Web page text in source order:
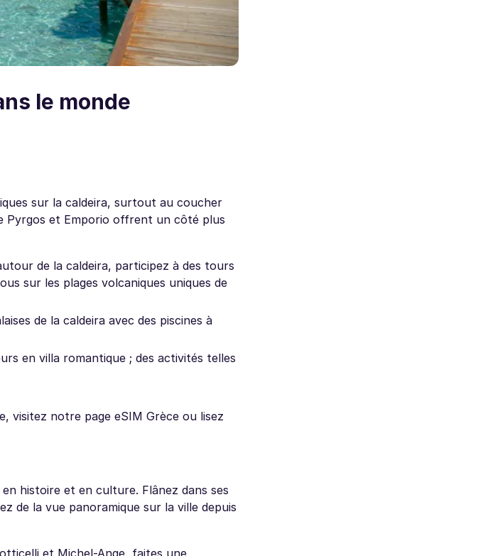
le monde
sur la caldeira, surtout au coucher
Pyrgos et Emporio offrent un côté plus
de la caldeira, participez à des tours
sur les plages volcaniques uniques de
de la caldeira avec des piscines à
en villa romantique ; des activités telles
visitez notre page eSIM Grèce ou lisez
histoire et en culture. Flânez dans ses
de la vue panoramique sur la ville depuis